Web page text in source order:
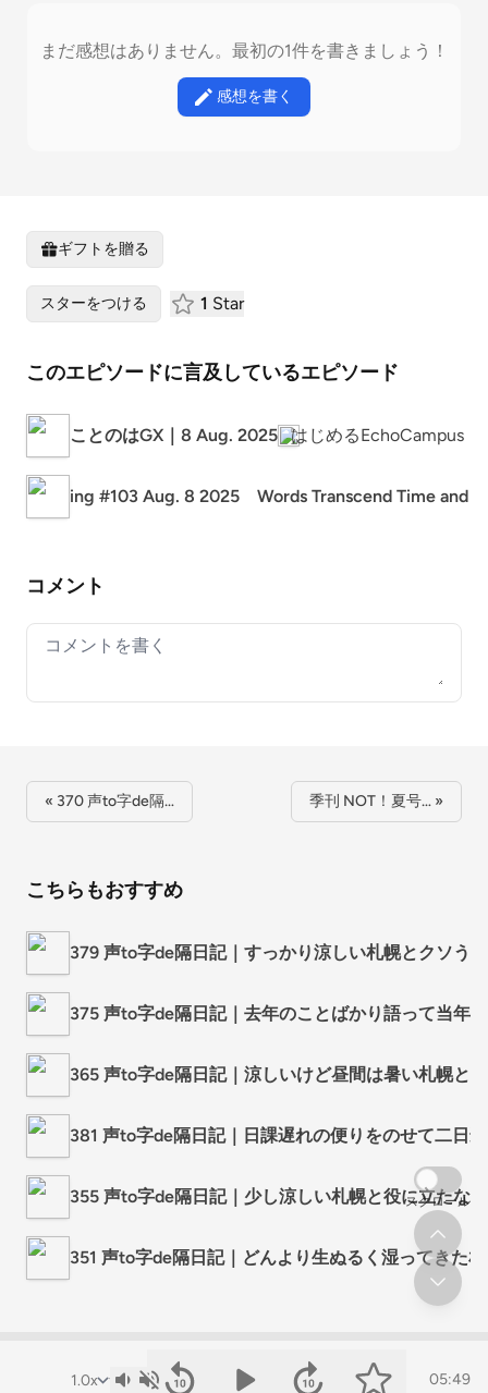
まだ感想はありません。最初の1件を書きましょう！
感想を書く
05:49
ギフトを贈る
スターをつける 1 Star
このエピソードに言及しているエピソード
ことのはGX｜8 Aug. 2025 はじめるEchoCampus
ing #103 Aug. 8 2025 Words Transcend Time and
コメント
Your comment
« 370 声to字de隔… 季刊 NOT！夏号… »
こちらもおすすめ
379 声to字de隔日記｜すっかり涼しい札幌とクソ
375 声to字de隔日記｜去年のことばかり語って当年
365 声to字de隔日記｜涼しいけど昼間は暑い札幌と
381 声to字de隔日記｜日課遅れの便りをのせて二日
355 声to字de隔日記｜少し涼しい札幌と役に立たな
351 声to字de隔日記｜どんより生ぬるく湿ってきた
スクロール